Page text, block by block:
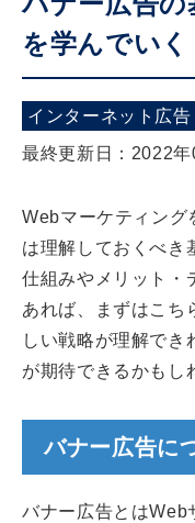
を学んでいく
インターネット広告
最終更新日：2022年
Webマーケティング
は理解しておくべき
仕組みやメリット・
あれば、まずはこち
しい戦略が理解でき
が期待できるかもし
バナー広告に
バナー広告とはWeb